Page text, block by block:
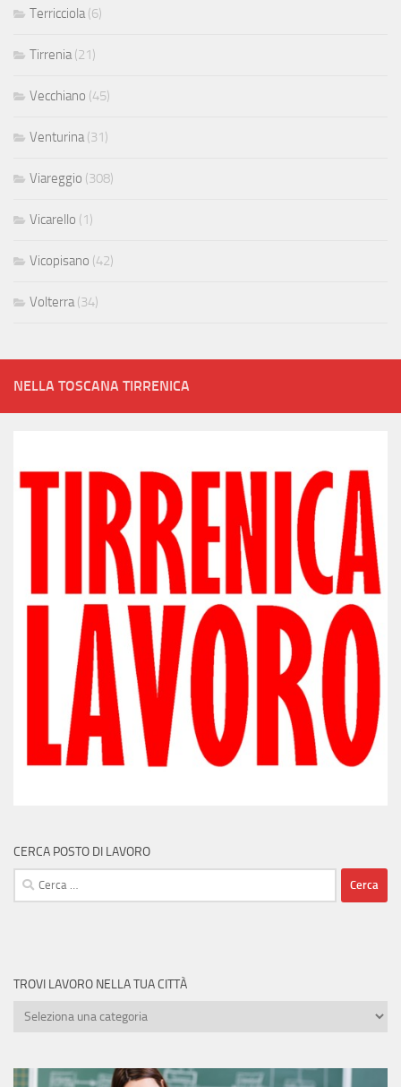
Terricciola (6)
Tirrenia (21)
Vecchiano (45)
Venturina (31)
Viareggio (308)
Vicarello (1)
Vicopisano (42)
Volterra (34)
NELLA TOSCANA TIRRENICA
CERCA POSTO DI LAVORO
Ricerca
per:
TROVI LAVORO NELLA TUA CITTÀ
Trovi
tua